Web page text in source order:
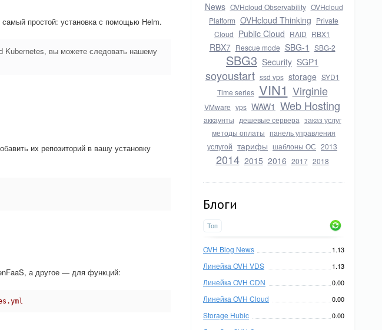
News OVHcloud Observability OVHcloud
Platform OVHcloud Thinking Private
Cloud Public Cloud RAID RBX1
RBX7 Rescue mode SBG-1 SBG-2
SBG3 Security SGP1
soyoustart ssd vps storage SYD1
Time series VIN1 Virginie
VMware vps WAW1 Web Hosting
аккаунты дешевые сервера заказ услуг
методы оплаты панель управления
услугой тарифы шаблоны ОС 2013
2014 2015 2016 2017 2018
Блоги
Топ
OVH Blog News 1.13
Линейка OVH VDS 1.13
Линейка OVH CDN 0.00
Линейка OVH Cloud 0.00
Storage Hubic 0.00
простой: установка с помощью Helm.
Kubernetes, вы можете следовать нашему
их репозиторий в вашу установку
а другое — для функций: